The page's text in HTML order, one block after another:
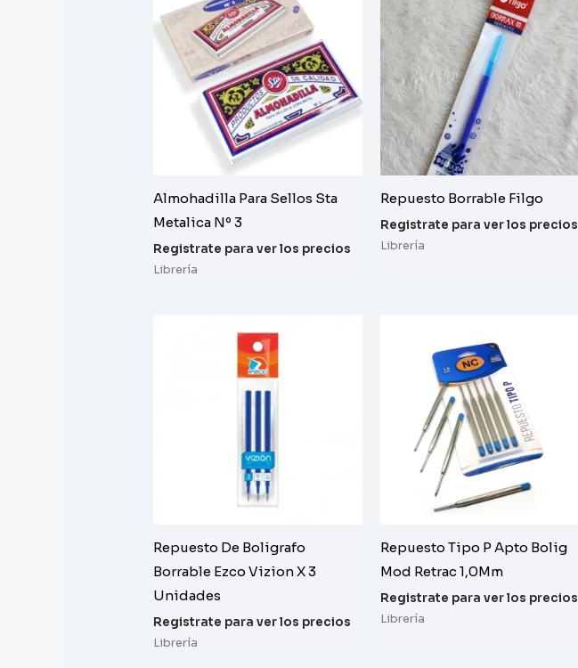
Almohadilla Para Sellos Sta
Metalica Nº 3
Registrate para ver los precios
Librería
Repuesto Borrable Filgo
Registrate para ver los precios
Librería
Repuesto De Boligrafo
Borrable Ezco Vizion X 3
Unidades
Registrate para ver los precios
Librería
Repuesto Tipo P Apto Bolig
Mod Retrac 1,0Mm
Registrate para ver los precios
Librería